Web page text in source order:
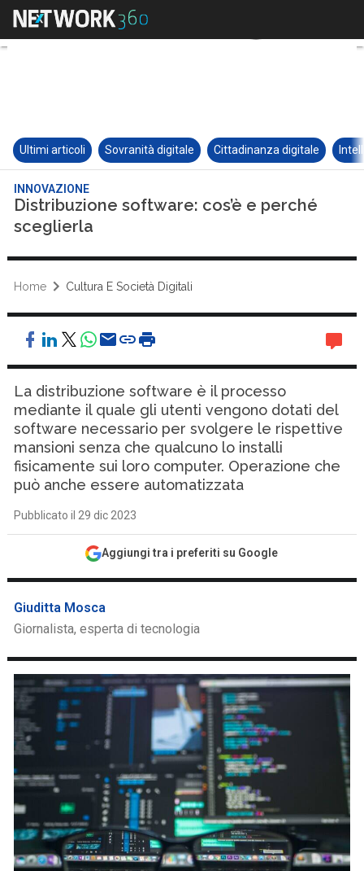
Ultimi articoli Sovranità digitale Cittadinanza digitale
INNOVAZIONE
Distribuzione software: cos’è e perché
sceglierla
Home Cultura E Società Digitali
La distribuzione software è il processo
mediante il quale gli utenti vengono dotati del
software necessario per svolgere le rispettive
mansioni senza che qualcuno lo installi
fisicamente sui loro computer. Operazione che
può anche essere automatizzata
Pubblicato il 29 dic 2023
Aggiungi tra i preferiti su Google
Giuditta Mosca
Giornalista, esperta di tecnologia